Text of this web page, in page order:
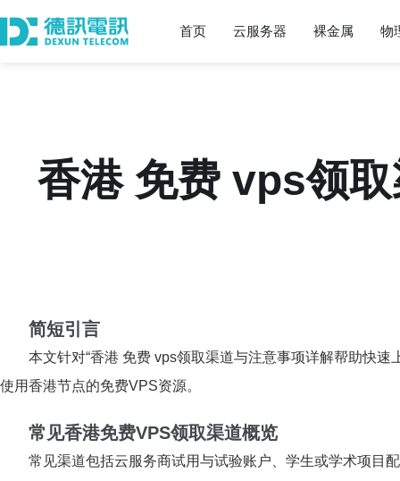
首页 云服务器 裸金属 物
香港 免费 vps领
简短引言
本文针对“香港 免费 vps领取渠道与注意事项详解帮助快
使用香港节点的免费VPS资源。
常见香港免费VPS领取渠道概览
常见渠道包括云服务商试用与试验账户、学生或学术项目